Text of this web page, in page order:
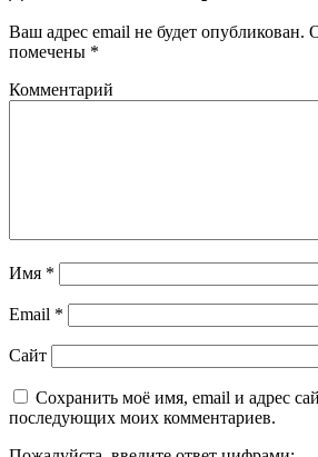
Ваш адрес email не будет опубликован.
помечены *
Комментарий
Имя *
Email *
Сайт
Сохранить моё имя, email и адрес
последующих моих комментариев.